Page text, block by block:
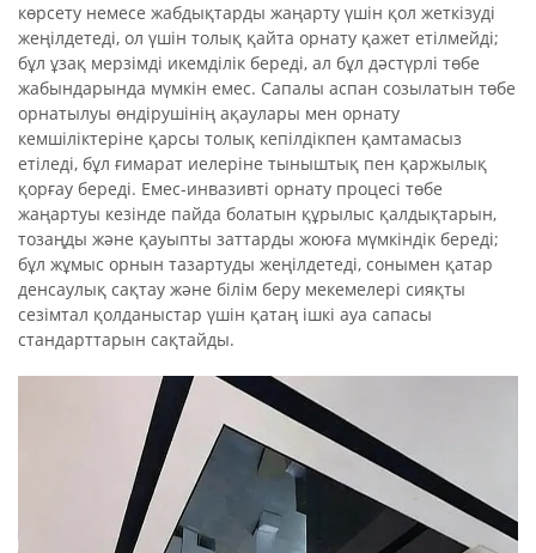
көрсету немесе жабдықтарды жаңарту үшін қол жеткізуді
жеңілдетеді, ол үшін толық қайта орнату қажет етілмейді;
бұл ұзақ мерзімді икемділік береді, ал бұл дәстүрлі төбе
жабындарында мүмкін емес. Сапалы аспан созылатын төбе
орнатылуы өндірушінің ақаулары мен орнату
кемшіліктеріне қарсы толық кепілдікпен қамтамасыз
етіледі, бұл ғимарат иелеріне тыныштық пен қаржылық
қорғау береді. Емес-инвазивті орнату процесі төбе
жаңартуы кезінде пайда болатын құрылыс қалдықтарын,
тозаңды және қауыпты заттарды жоюға мүмкіндік береді;
бұл жұмыс орнын тазартуды жеңілдетеді, сонымен қатар
денсаулық сақтау және білім беру мекемелері сияқты
сезімтал қолданыстар үшін қатаң ішкі ауа сапасы
стандарттарын сақтайды.